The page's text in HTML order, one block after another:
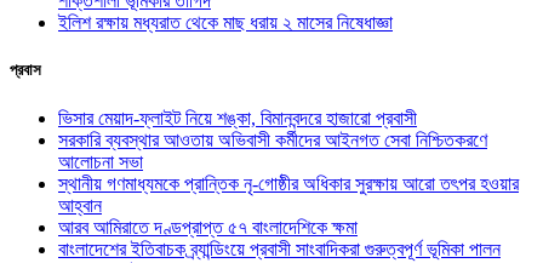
ইলিশ রক্ষায় মধ্যরাত থেকে মাছ ধরায় ২ মাসের নিষেধাজ্ঞা
প্রবাস
ভিসার মেয়াদ-ফ্লাইট নিয়ে শঙ্কা, বিমানবন্দরে হাজারো প্রবাসী
সরকারি ব্যবস্থার আওতায় অভিবাসী কর্মীদের আইনগত সেবা নিশ্চিতকরণে
আলোচনা সভা
স্থানীয় গণমাধ্যমকে প্রান্তিক নৃ-গোষ্ঠীর অধিকার সুরক্ষায় আরো তৎপর হওয়ার
আহ্বান
আরব আমিরাতে দণ্ডপ্রাপ্ত ৫৭ বাংলাদেশিকে ক্ষমা
বাংলাদেশের ইতিবাচক ব্র্যান্ডিংয়ে প্রবাসী সাংবাদিকরা গুরুত্বপূর্ণ ভূমিকা পালন